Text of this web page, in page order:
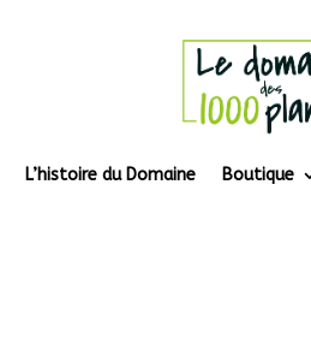
L’histoire du Domaine Boutique